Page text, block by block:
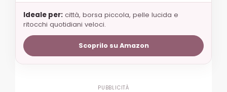
Ideale per: città, borsa piccola, pelle lucida e
ritocchi quotidiani veloci.
Scoprilo su Amazon
PUBBLICITÀ